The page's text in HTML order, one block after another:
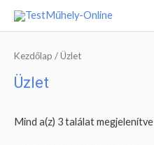
Skip
Kezdőlap / Üzlet
Üzlet
Mind a(z) 3 találat megjelenítve